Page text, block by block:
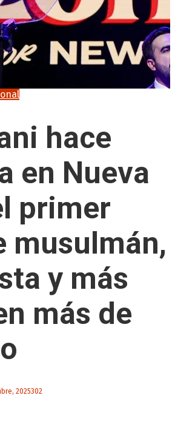
hace
en Nueva
primer
musulmán,
y más
más de
2025302